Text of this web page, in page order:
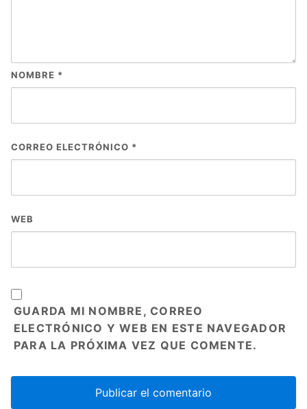
NOMBRE *
CORREO ELECTRÓNICO *
WEB
GUARDA MI NOMBRE, CORREO
ELECTRÓNICO Y WEB EN ESTE NAVEGADOR
PARA LA PRÓXIMA VEZ QUE COMENTE.